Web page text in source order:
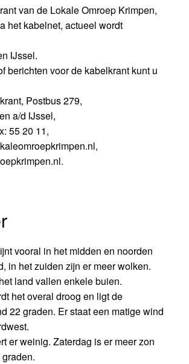
van de Lokale Omroep Krimpen,
het kabelnet, actueel wordt
IJssel.
berichten voor de kabelkrant kunt u
Postbus 279,
a/d IJssel,
55 20 11,
vooral in het midden en noorden
in het zuiden zijn er meer wolken.
land vallen enkele buien.
het overal droog en ligt de
22 graden. Er staat een matige wind
er weinig. Zaterdag is er meer zon